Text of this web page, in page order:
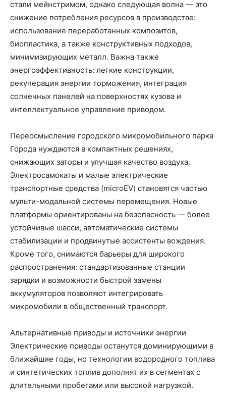
стали мейнстримом, однако следующая волна — это
снижение потребления ресурсов в производстве:
использование переработанных композитов,
биопластика, а также конструктивных подходов,
минимизирующих металл. Важна также
энергоэффективность: легкие конструкции,
рекуперация энергии торможения, интеграция
солнечных панелей на поверхностях кузова и
интеллектуальное управление приводом.
Переосмысление городского микромобильного парка
Города нуждаются в компактных решениях,
снижающих заторы и улучшая качество воздуха.
Электросамокаты и малые электрические
транспортные средства (microEV) становятся частью
мульти-модальной системы перемещения. Новые
платформы ориентированы на безопасность — более
устойчивые шасси, автоматические системы
стабилизации и продвинутые ассистенты вождения.
Кроме того, снимаются барьеры для широкого
распространения: стандартизованные станции
зарядки и возможности быстрой замены
аккумуляторов позволяют интегрировать
микромобили в общественный транспорт.
Альтернативные приводы и источники энергии
Электрические приводы останутся доминирующими в
ближайшие годы, но технологии водородного топлива
и синтетических топлив дополнят их в сегментах с
длительными пробегами или высокой нагрузкой.